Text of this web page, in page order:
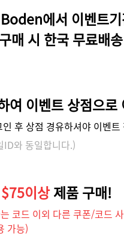
에서 이벤트
매 시 한국 무료배송
여 이벤트 상점으로
후 상점 경유하셔야 이벤트
ID와 동일합니다.)
$75이상제품 구매!
코드 이외 다른 쿠폰/코드
가능)